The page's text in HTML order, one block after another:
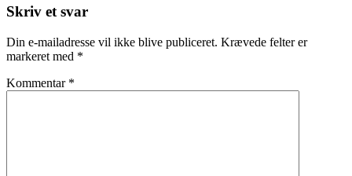
Skriv et svar
Din e-mailadresse vil ikke blive publiceret. Krævede felter er
markeret med *
Kommentar *